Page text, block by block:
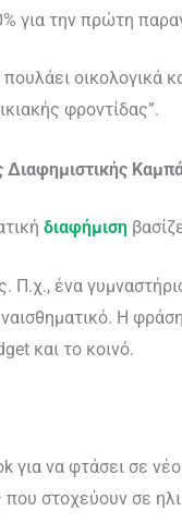
για την πρώτη
φροντίδας”.
Διαφημιστικής
διαφήμιση
Π.χ., ένα
Η
και το κοινό.
για να φτάσει σε
που στοχεύουν σε